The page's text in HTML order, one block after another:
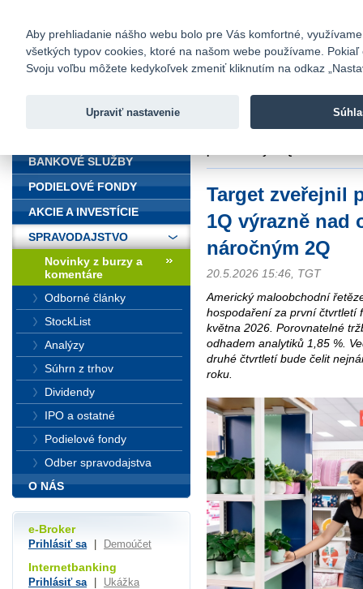
Fio banka
Fio banka
Target zveřejnil
1Q výrazně nad
náročným 2Q
20.5.2026 15:46, TGT
Americký maloobchodní
hospodaření za první čtvrtletí
května 2026. Porovnatelné
odhadem analytiků 1,85 %.
druhé čtvrtletí bude čelit
roku.
BANKOVÉ SLUŽBY
PODIELOVÉ FONDY
AKCIE A INVESTÍCIE
SPRAVODAJSTVO
Novinky z burzy a
komentáre
Odborné články
StockList
Analýzy
Súhrn z trhov
Dividendy
IPO a ostatné
Podielové fondy
Odber spravodajstva
O NÁS
e-Broker
Prihlásiť sa Demoúčet
Internetbanking
Prihlásiť sa Ukážka
Aby prehliadanie nášho webu bolo pre Vás komfortné,
všetkých typov cookies, ktoré na našom webe používame.
Svoju voľbu môžete kedykoľvek zmeniť kliknutím na odkaz
Upraviť nastavenie